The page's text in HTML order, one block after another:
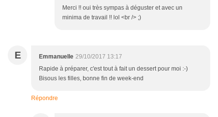
Merci !! oui très sympas à déguster et avec un
minima de travail !! lol <br /> ;)
E Emmanuelle 29/10/2017 13:17
Rapide à préparer, c'est tout à fait un dessert pour moi :-)
Bisous les filles, bonne fin de week-end
Répondre